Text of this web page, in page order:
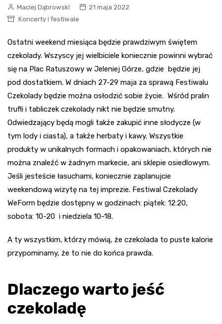
Maciej Dąbrowski
21 maja 2022
Koncerty i festiwale
Ostatni weekend miesiąca będzie prawdziwym świętem
czekolady. Wszyscy jej wielbiciele koniecznie powinni wybrać
się na Plac Ratuszowy w Jeleniej Górze, gdzie będzie jej
pod dostatkiem. W dniach 27-29 maja za sprawą Festiwalu
Czekolady będzie można osłodzić sobie życie. Wśród pralin
trufli i tabliczek czekolady nikt nie będzie smutny.
Odwiedzający będą mogli także zakupić inne słodycze (w
tym lody i ciasta), a także herbaty i kawy. Wszystkie
produkty w unikalnych formach i opakowaniach, których nie
można znaleźć w żadnym markecie, ani sklepie osiedlowym.
Jeśli jesteście łasuchami, koniecznie zaplanujcie
weekendową wizytę na tej imprezie. Festiwal Czekolady
WeForm będzie dostępny w godzinach: piątek: 12:20,
sobota: 10-20 i niedziela 10-18.
A ty wszystkim, którzy mówią, że czekolada to puste kalorie
przypominamy, że to nie do końca prawda.
Dlaczego warto jeść
czekoladę